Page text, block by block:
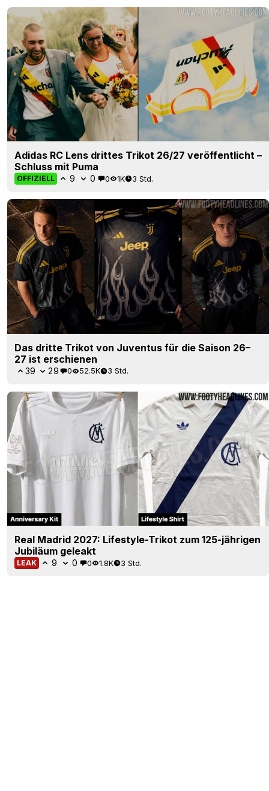
Adidas RC Lens drittes Trikot 26/27 veröffentlicht –
Schluss mit Puma
OFFIZIELL 9 0 0 1K 3 Std.
Das dritte Trikot von Juventus für die Saison 26–
27 ist erschienen
39 29 0 52.5K 3 Std.
Real Madrid 2027: Lifestyle-Trikot zum 125-jährigen
Jubiläum geleakt
LEAK 9 0 0 1.8K 3 Std.